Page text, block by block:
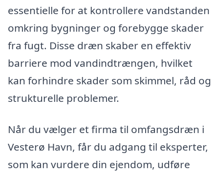
essentielle for at kontrollere vandstanden
omkring bygninger og forebygge skader
fra fugt. Disse dræn skaber en effektiv
barriere mod vandindtrængen, hvilket
kan forhindre skader som skimmel, råd og
strukturelle problemer.
Når du vælger et firma til omfangsdræn i
Vesterø Havn, får du adgang til eksperter,
som kan vurdere din ejendom, udføre